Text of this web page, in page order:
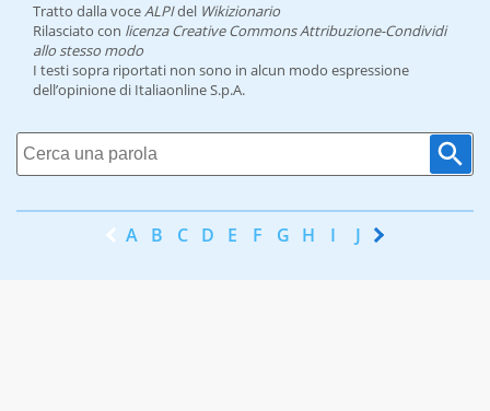
Tratto dalla voceALPIdel Wikizionario
Rilasciato con licenza Creative Commons Attribuzione-Condividi
allo stesso modo
I testi sopra riportati non sono in alcun modo espressione
dell’opinione di Italiaonline S.p.A.
A B C D E F G H I J K